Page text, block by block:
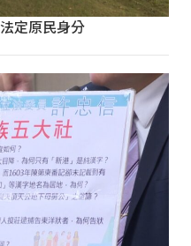
定原民身分